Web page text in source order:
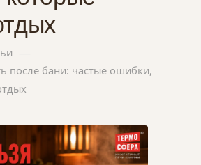
—
после бани: частые ошибки,